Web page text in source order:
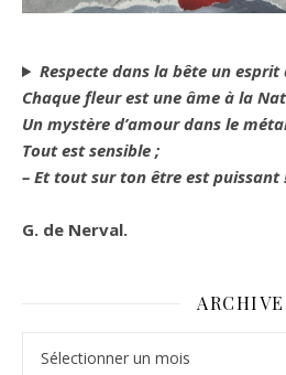
Respecte dans la bête un
Chaque fleur est une âme à la
Un mystère d’amour dans le
Tout est sensible ;
– Et tout sur ton être est puissant
G. de Nerval.